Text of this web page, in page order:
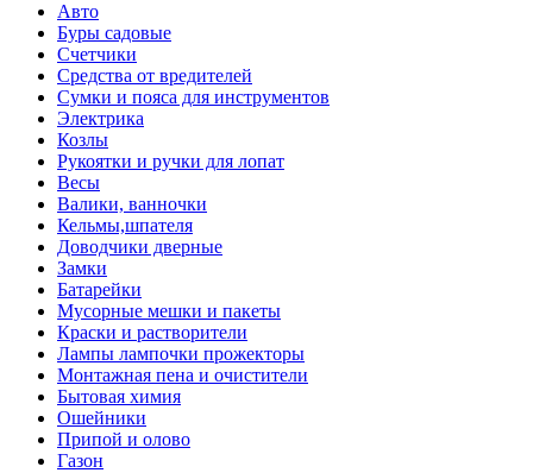
Авто
Буры садовые
Счетчики
Средства от вредителей
Сумки и пояса для инструментов
Электрика
Козлы
Рукоятки и ручки для лопат
Весы
Валики, ванночки
Кельмы,шпателя
Доводчики дверные
Замки
Батарейки
Мусорные мешки и пакеты
Краски и растворители
Лампы лампочки прожекторы
Монтажная пена и очистители
Бытовая химия
Ошейники
Припой и олово
Газон